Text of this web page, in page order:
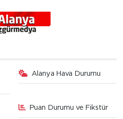
Alanya Hava Durumu
Puan Durumu ve Fikstür